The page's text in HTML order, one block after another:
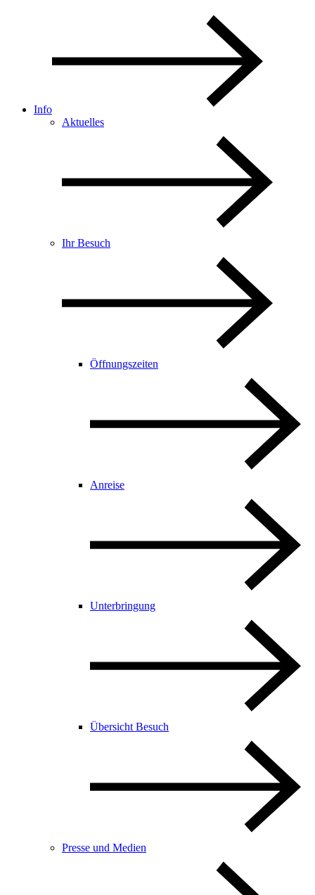
Info
Aktuelles
Ihr Besuch
Öffnungszeiten
Anreise
Unterbringung
Übersicht Besuch
Presse und Medien